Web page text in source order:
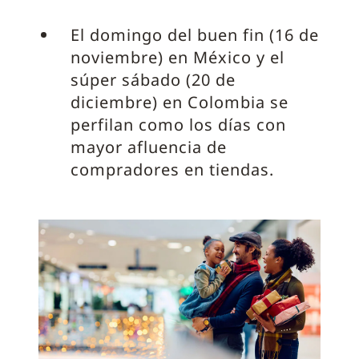
El domingo del buen fin (16 de
noviembre) en México y el
súper sábado (20 de
diciembre) en Colombia se
perfilan como los días con
mayor afluencia de
compradores en tiendas.